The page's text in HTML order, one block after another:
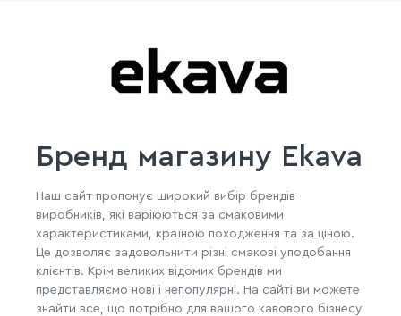
Бренд магазину Ekava
Наш сайт пропонує широкий вибір брендів
виробників, які варіюються за смаковими
характеристиками, країною походження та за ціною.
Це дозволяє задовольнити різні смакові уподобання
клієнтів. Крім великих відомих брендів ми
представляємо нові і непопулярні. На сайті ви можете
знайти все, що потрібно для вашого кавового бізнесу